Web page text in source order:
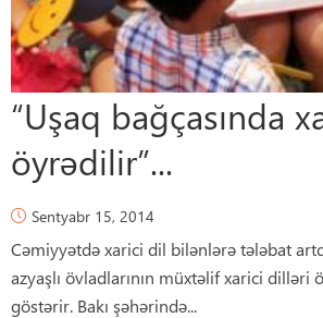
“Uşaq bağçasında
öyrədilir”...
Sentyabr 15, 2014
Cəmiyyətdə xarici dil bilənlərə tələbat
azyaşlı övladlarının müxtəlif xarici dilləri
göstərir. Bakı şəhərində...